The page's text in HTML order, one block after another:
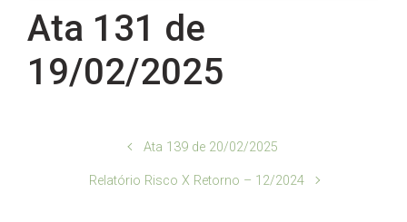
Ata 131 de
19/02/2025
Ata 139 de 20/02/2025
Relatório Risco X Retorno – 12/2024